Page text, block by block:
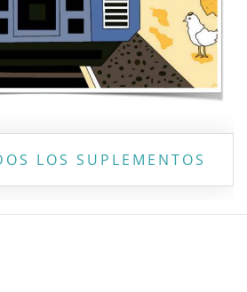
LOS SUPLEMENTOS